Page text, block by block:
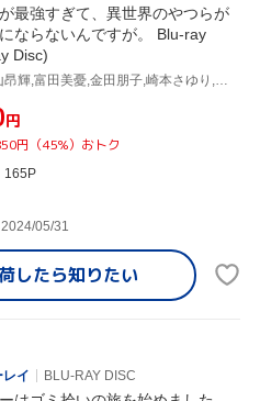
最強すぎて、異世界のやつらが
ならないんですが。 Blu-ray
Disc)
円
円（45%）おトク
165P
05/31
したら知りたい
イ
BLU-RAY DISC